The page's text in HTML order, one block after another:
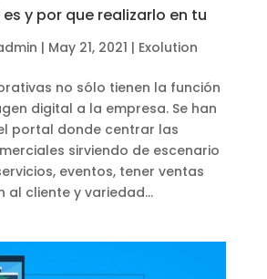
es y por que realizarlo en tu
| May 21, 2021 | Exolution
no sólo tienen la función
digital a la empresa. Se han
portal donde centrar las
sirviendo de escenario
eventos, tener ventas
al cliente y variedad...